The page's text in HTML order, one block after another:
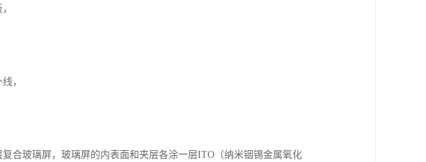
，
合玻璃屏，玻璃屏的内表面和夹层各涂一层ITO（纳米铟锡金属氧化